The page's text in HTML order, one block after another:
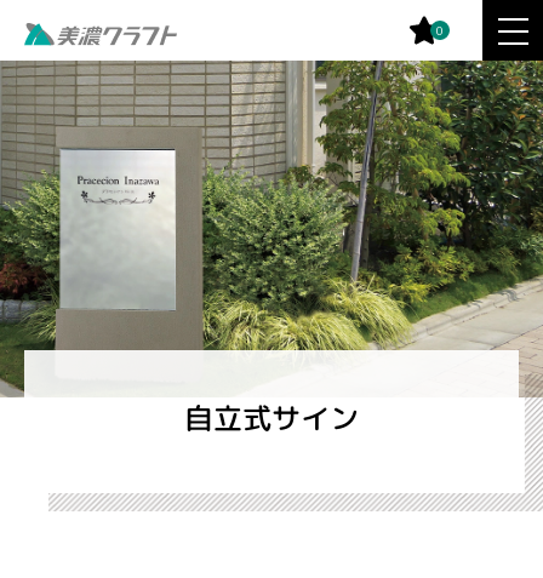
0
自立式サイン